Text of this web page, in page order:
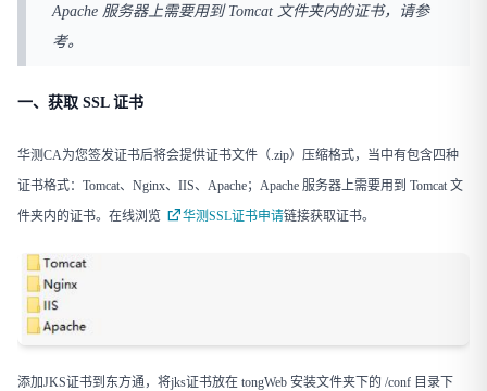
Apache 服务器上需要用到 Tomcat 文件夹内的证书，请参
考。
一、获取 SSL 证书
华测CA为您签发证书后将会提供证书文件（.zip）压缩格式，当中有包含四种
证书格式：Tomcat、Nginx、IIS、Apache；Apache 服务器上需要用到 Tomcat 文
件夹内的证书。在线浏览
华测SSL证书申请链接获取证书。
添加JKS证书到东方通，将jks证书放在 tongWeb 安装文件夹下的 /conf 目录下